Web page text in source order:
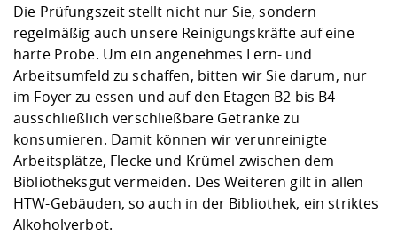
Vorbereitung
Checkliste zum
Studien- und
und Physik
Digitales Lernen
Studieren in
Lebenslagen
Studentenwerk
Angebote der
Career Service
Lehren,
Weiterbilden im
Formulare und
Internationale
Formulare und
FIS -
Prototyping und
Gründung und
Kooperationen
Kontakt &
Klimaschutz &
Förderverein
Gremien und
Informatik/
Landbau/
Maschinenbau
Angebote für Unternehmen
Kontakt und Anfahrt
Qualitätssicherung
Die Prüfungszeit stellt nicht nur Sie, sondern
regelmäßig auch unsere Reinigungskräfte auf eine
harte Probe. Um ein angenehmes Lern- und
Arbeitsumfeld zu schaffen, bitten wir Sie darum, nur
im Foyer zu essen und auf den Etagen B2 bis B4
ausschließlich verschließbare Getränke zu
konsumieren. Damit können wir verunreinigte
Arbeitsplätze, Flecke und Krümel zwischen dem
Bibliotheksgut vermeiden. Des Weiteren gilt in allen
HTW-Gebäuden, so auch in der Bibliothek, ein striktes
Alkoholverbot.